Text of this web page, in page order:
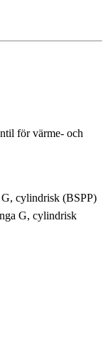
för värme- och
cylindrisk (BSPP)
G, cylindrisk